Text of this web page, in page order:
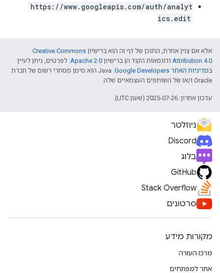
https://www.googleapis.com/auth/analyt
ics.edit
אלא אם צוין אחרת, התוכן של דף זה הוא ברישיון Creative Commons
Attribution 4.0 ודוגמאות הקוד הן ברישיון Apache 2.0. לפרטים, ניתן לעיין
במדיניות האתר Google Developers‏
.‏ Java הוא סימן מסחרי רשום של חברת
Oracle ו/או של השותפים העצמאיים שלה.
עדכון אחרון: 2025-07-26 (שעון UTC).
ניוזלטר
Discord
בלוג
GitHub
Stack Overflow
סרטונים
מקורות מידע
מרכז העזרה
אתר למפתחים